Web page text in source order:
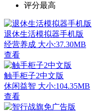
评分最高
退休生活模拟器手机版
经营养成 大小:37.30MB
查看
触手柜子2中文版
休闲益智 大小:104.35MB
查看